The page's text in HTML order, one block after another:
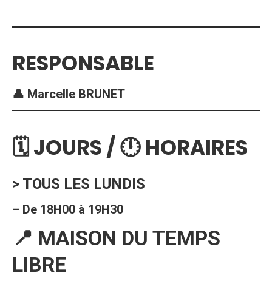
RESPONSABLE
👤 Marcelle BRUNET
🗓 JOURS / 🕛 HORAIRES
> TOUS LES LUNDIS
– De 18H00 à 19H30
📍 MAISON DU TEMPS
LIBRE